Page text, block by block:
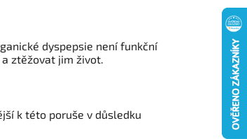
dyspepsie není funkční
ztěžovat jim život.
k této poruše v důsledku